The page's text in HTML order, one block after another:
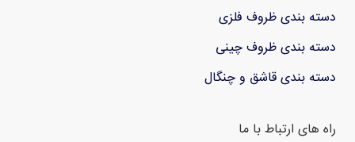
دسته بندی ظروف فلزی
دسته بندی ظروف چینی
دسته بندی قاشق و چنگال
راه های ارتباط با ما